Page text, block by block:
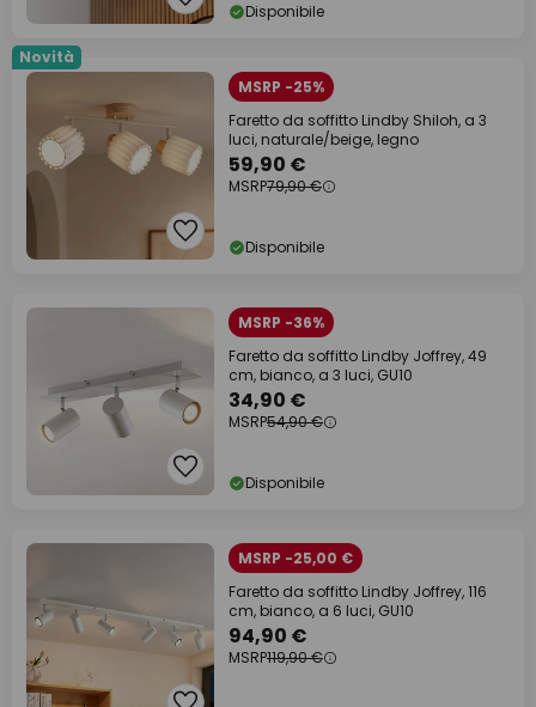
Disponibile
Novità
MSRP -25%
Faretto da soffitto Lindby Shiloh, a 3
luci, naturale/beige, legno
59,90 €
MSRP79,90 €
Disponibile
MSRP -36%
Faretto da soffitto Lindby Joffrey, 49
cm, bianco, a 3 luci, GU10
34,90 €
MSRP54,90 €
Disponibile
MSRP -25,00 €
Faretto da soffitto Lindby Joffrey, 116
cm, bianco, a 6 luci, GU10
94,90 €
MSRP119,90 €